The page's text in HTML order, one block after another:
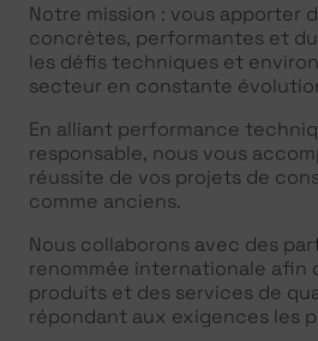
Notre mission : vous apporter
concrètes, performantes et
les défis techniques et
secteur en constante
En alliant performance
responsable, nous vous
réussite de vos projets de
comme anciens.
Nous collaborons avec des
renommée internationale afin
produits et des services de
répondant aux exigences les